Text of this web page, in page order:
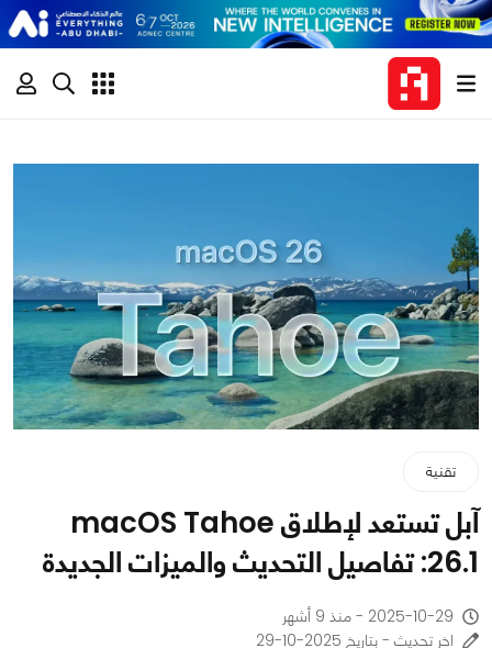
تقنية
آبل تستعد لإطلاق macOS Tahoe
26.1: تفاصيل التحديث والميزات الجديدة
2025-10-29 - منذ 9 أشهر
اخر تحديث - بتاريخ 2025-10-29